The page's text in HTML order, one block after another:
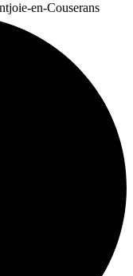
en-Couserans